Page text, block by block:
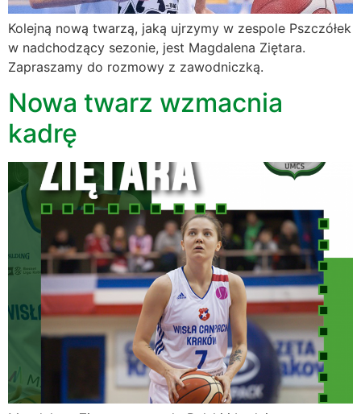
Kolejną nową twarzą, jaką ujrzymy w zespole Pszczółek
w nadchodzący sezonie, jest Magdalena Ziętara.
Zapraszamy do rozmowy z zawodniczką.
Nowa twarz wzmacnia
kadrę